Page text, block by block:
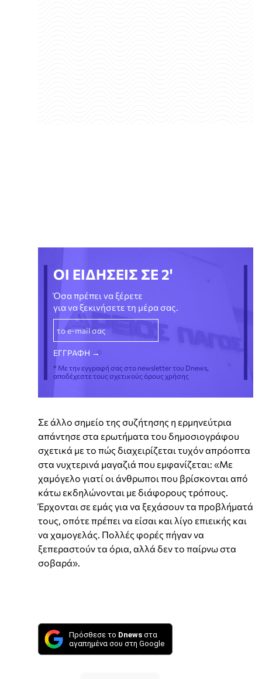
ΟΙ ΕΙΔΗΣΕΙΣ ΣΕ 2'
Όσα πρέπει να ξέρετε
για να ξεκινήσετε τη μέρα σας.
* Με την εγγραφή σας στο newsletter του Dnews,
αποδέχεστε τους σχετικούς όρους χρήσης
Σε άλλο σημείο της συζήτησης η ερμηνεύτρια
απάντησε στα ερωτήματα του δημοσιογράφου
σχετικά με το πώς διαχειρίζεται τυχόν απρόοπτα
στα νυχτερινά μαγαζιά που εμφανίζεται: «Με
χαμόγελο γιατί οι άνθρωποι που βρίσκονται από
κάτω εκδηλώνονται με διάφορους τρόπους.
Έρχονται σε εμάς για να ξεχάσουν τα προβλήματά
τους, οπότε πρέπει να είσαι και λίγο επιεικής και
να χαμογελάς. Πολλές φορές πήγαν να
ξεπεραστούν τα όρια, αλλά δεν το παίρνω στα
σοβαρά».
Πρόσθεσε το Dnews στα
αγαπημένα σου στη Google